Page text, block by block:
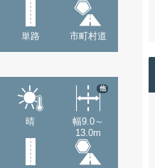
単路 市町村道
晴
幅9.0～
13.0m
他